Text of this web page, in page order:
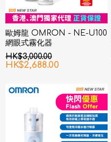
歐姆龍 OMRON - NE-U100
網眼式霧化器
HK$3,000.00
HK$2,688.00